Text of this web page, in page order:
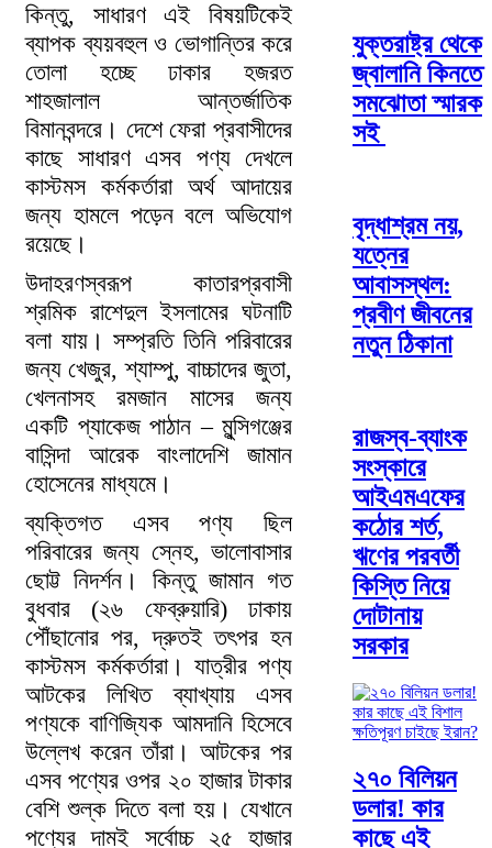
কিন্তু, সাধারণ এই বিষয়টিকেই
ব্যাপক ব্যয়বহুল ও ভোগান্তির করে
তোলা হচ্ছে ঢাকার হজরত
শাহজালাল আন্তর্জাতিক
বিমানবন্দরে। দেশে ফেরা প্রবাসীদের
কাছে সাধারণ এসব পণ্য দেখলে
কাস্টমস কর্মকর্তারা অর্থ আদায়ের
জন্য হামলে পড়েন বলে অভিযোগ
রয়েছে।
উদাহরণস্বরূপ কাতারপ্রবাসী
শ্রমিক রাশেদুল ইসলামের ঘটনাটি
বলা যায়। সম্প্রতি তিনি পরিবারের
জন্য খেজুর, শ্যাম্পু, বাচ্চাদের জুতা,
খেলনাসহ রমজান মাসের জন্য
একটি প্যাকেজ পাঠান – মুন্সিগঞ্জের
বাসিন্দা আরেক বাংলাদেশি জামান
হোসেনের মাধ্যমে।
ব্যক্তিগত এসব পণ্য ছিল
পরিবারের জন্য স্নেহ, ভালোবাসার
ছোট্ট নিদর্শন। কিন্তু জামান গত
বুধবার (২৬ ফেব্রুয়ারি) ঢাকায়
পৌঁছানোর পর, দ্রুতই তৎপর হন
কাস্টমস কর্মকর্তারা। যাত্রীর পণ্য
আটকের লিখিত ব্যাখ্যায় এসব
পণ্যকে বাণিজ্যিক আমদানি হিসেবে
উল্লেখ করেন তাঁরা। আটকের পর
এসব পণ্যের ওপর ২০ হাজার টাকার
বেশি শুল্ক দিতে বলা হয়। যেখানে
পণ্যের দামই সর্বোচ্চ ২৫ হাজার
যুক্তরাষ্ট্র থেকে
জ্বালানি কিনতে
সমঝোতা স্মারক
সই
বৃদ্ধাশ্রম নয়,
যত্নের
আবাসস্থল:
প্রবীণ জীবনের
নতুন ঠিকানা
রাজস্ব-ব্যাংক
সংস্কারে
আইএমএফের
কঠোর শর্ত,
ঋণের পরবর্তী
কিস্তি নিয়ে
দোটানায়
সরকার
২৭০ বিলিয়ন
ডলার! কার
কাছে এই